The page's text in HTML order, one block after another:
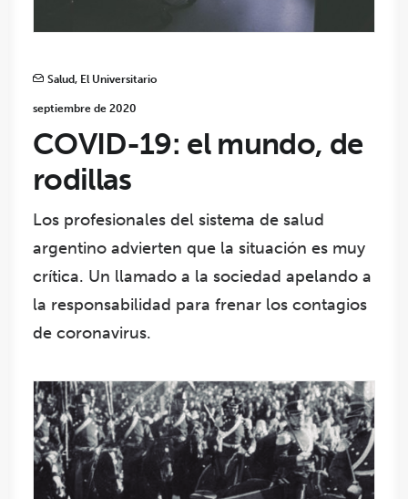
Salud, El Universitario
septiembre de 2020
COVID-19: el mundo, de
rodillas
Los profesionales del sistema de salud
argentino advierten que la situación es muy
crítica. Un llamado a la sociedad apelando a
la responsabilidad para frenar los contagios
de coronavirus.